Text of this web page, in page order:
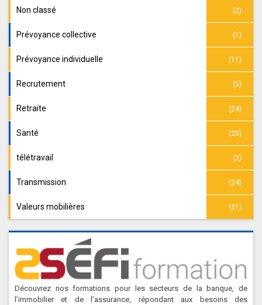
Non classé (2)
Prévoyance collective (1)
Prévoyance individuelle (11)
Recrutement (5)
Retraite (24)
Santé (20)
télétravail (2)
Transmission (24)
Valeurs mobilières (31)
Découvrez nos formations pour les secteurs de la banque, de
l’immobilier et de l’assurance, répondant aux besoins des